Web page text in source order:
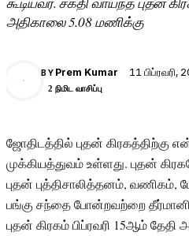
அதிகாலை 5.08 மணிக்கு
PK
BY Prem Kumar 11 பிப்ரவரி,
2 நிமிட வாசிப்பு
ஜோதிடத்தில் புதன் கிரகத்திற்கு
முக்கியத்துவம் உள்ளது. புதன்
புதன் புத்திசாலித்தனம், வணிகம்,
பங்கு சந்தை போன்றவற்றை
புதன் கிரகம் பிப்ரவரி 15ஆம்